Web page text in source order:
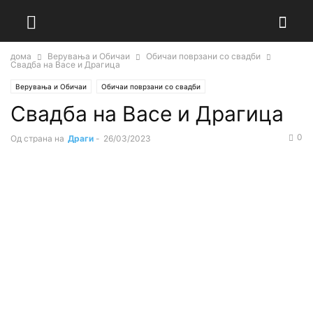
дома Верувања и Обичаи
Обичаи поврзани со свадби
Свадба на Васе и Драгица
Верувања и Обичаи Обичаи поврзани со свадби
Свадба на Васе и Драгица
Од страна на Драги - 26/03/2023 0